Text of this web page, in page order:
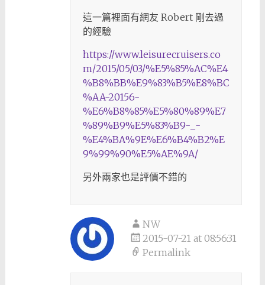
這一篇裡面有網友 Robert 剛去過
的經驗
https://www.leisurecruisers.co
m/2015/05/03/%E5%85%AC%E4
%B8%BB%E9%83%B5%E8%BC
%AA-20156-
%E6%B8%85%E5%80%89%E7
%89%B9%E5%83%B9-_-
%E4%BA%9E%E6%B4%B2%E
9%99%90%E5%AE%9A/
另外兩家也是評價不錯的
NW
2015-07-21 at 08:56:31
Permalink